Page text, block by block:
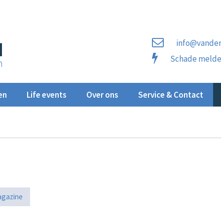
Schade
Life events Over ons Service & Contact